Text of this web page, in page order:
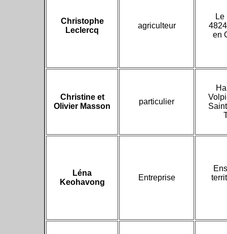
Christophe
Leclercq
agriculteur
Le
en
Christine et
Olivier Masson
particulier
Léna
Keohavong
Entreprise
E